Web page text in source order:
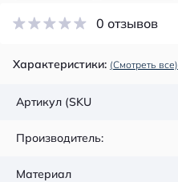
0 отзывов
Характеристики: (Смотреть все)
Артикул (SKU
Производитель:
Материал